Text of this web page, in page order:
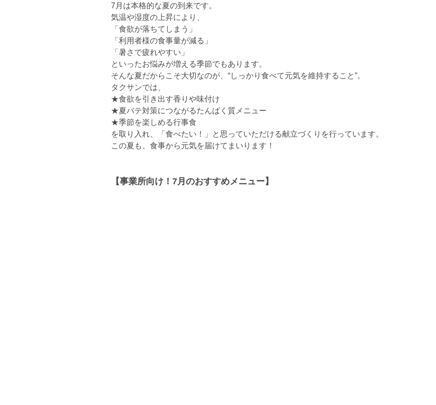
7月は本格的な夏の到来です。
気温や湿度の上昇により、
「食欲が落ちてしまう」
「利用者様の食事量が減る」
「暑さで疲れやすい」
といったお悩みが増える季節でもあります。
そんな夏だからこそ大切なのが、“しっかり食べて元気を維持すること”。
タクサンでは、
★食欲を引き出す香りや味付け
★夏バテ対策につながるたんぱく質メニュー
★季節を楽しめる行事食
を取り入れ、「食べたい！」と思っていただける献立づくりを行っています。
この夏も、食事から元気を届けてまいります！
【事業所向け！7月のおすすめメニュー】